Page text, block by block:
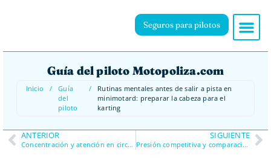
Seguros para pilotos
Guía del piloto Motopoliza.com
Inicio /
Guía
del
piloto
/
Rutinas mentales antes de salir a pista en
minimotard: preparar la cabeza para el
karting
ANTERIOR
Concentración y atención en circuitos de karting: evitar errores por despiste en minimotard
SIGUIENTE
Presión competitiva y comparación con otros pilotos en minimotard: cómo no perder el foco